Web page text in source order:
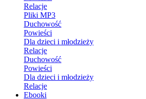
Relacje
Pliki MP3
Duchowość
Powieści
Dla dzieci i młodzieży
Relacje
Duchowość
Powieści
Dla dzieci i młodzieży
Relacje
Ebooki